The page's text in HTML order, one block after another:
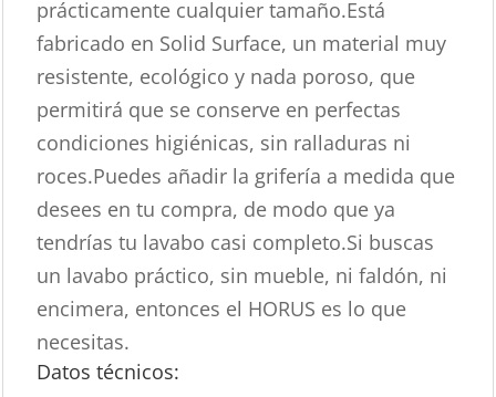
prácticamente cualquier tamaño.Está
fabricado en Solid Surface, un material muy
resistente, ecológico y nada poroso, que
permitirá que se conserve en perfectas
condiciones higiénicas, sin ralladuras ni
roces.Puedes añadir la grifería a medida que
desees en tu compra, de modo que ya
tendrías tu lavabo casi completo.Si buscas
un lavabo práctico, sin mueble, ni faldón, ni
encimera, entonces el HORUS es lo que
necesitas.
Datos técnicos: